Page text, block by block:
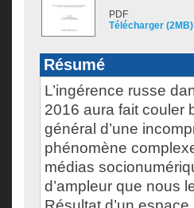
PDF
Télécharger (2MB)
Résumé
L’ingérence russe
2016 aura fait couler
général d’une
phénomène
médias
d’ampleur que nous